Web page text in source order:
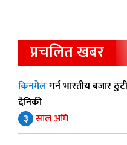
प्रचलित खबर
किनमेलगर्न भारतीय बजार
दैनिकी
३ साल अघि